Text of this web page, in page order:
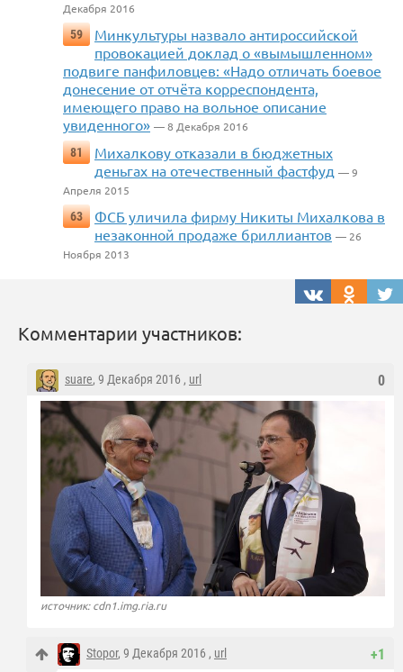
Декабря 2016
59
Минкультуры назвало антироссийской
провокацией доклад о «вымышленном»
подвиге панфиловцев: «Надо отличать боевое
донесение от отчёта корреспондента,
имеющего право на вольное описание
увиденного» — 8 Декабря 2016
81
Михалкову отказали в бюджетных
деньгах на отечественный фастфуд — 9
Апреля 2015
63
ФСБ уличила фирму Никиты Михалкова в
незаконной продаже бриллиантов — 26
Ноября 2013
Комментарии участников:
0
suare, 9 Декабря 2016 , url
источник: cdn1.img.ria.ru
+1
Stopor, 9 Декабря 2016 , url